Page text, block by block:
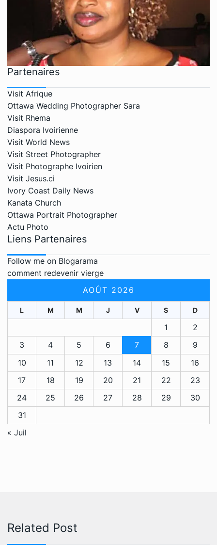
Partenaires
Visit Afrique
Ottawa Wedding Photographer Sara
Visit Rhema
Diaspora Ivoirienne
Visit World News
Visit Street Photographer
Visit Photographe Ivoirien
Visit Jesus.ci
Ivory Coast Daily News
Kanata Church
Ottawa Portrait Photographer
Actu Photo
Liens Partenaires
Follow me on Blogarama
comment redevenir vierge
AOÛT 2026
L M M J V S D
1
2
3
4 5 6 7 8
9
10
11 12 13 14 15
16
17
18 19 20 21 22
23
24
25 26 27 28 29
30
31
« Juil
Related Post